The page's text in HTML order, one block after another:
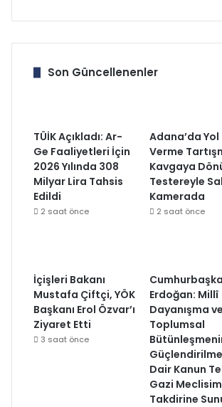
Son Güncellenenler
TÜİK Açıkladı: Ar-
Ge Faaliyetleri İçin
2026 Yılında 308
Milyar Lira Tahsis
Edildi
2 saat önce
Adana’da Yol
Verme
Kavgaya
Testereyle
Kamerada
2 saat önce
İçişleri Bakanı
Mustafa Çiftçi, YÖK
Başkanı Erol Özvar’ı
Ziyaret Etti
3 saat önce
Erdoğan: Millî
Dayanışma ve
Toplumsal
Dair Kanun
Gazi
Takdirine